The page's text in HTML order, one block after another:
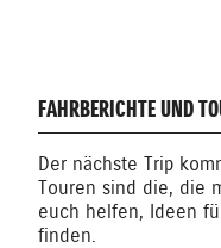
FAHRBERICHTE UND
Der nächste Trip
Touren sind die, die
euch helfen, Ideen
finden.